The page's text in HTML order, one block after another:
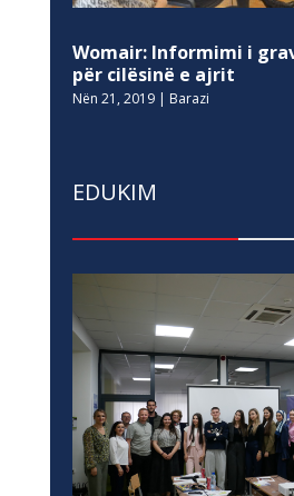
Womair: Informimi i
për cilësinë e ajrit
Nën 21, 2019| Barazi
EDUKIM